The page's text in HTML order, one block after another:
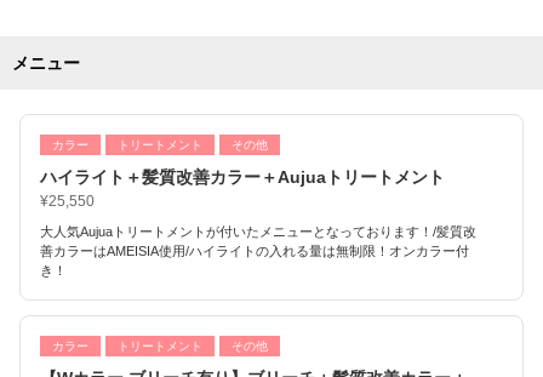
メニュー
カラー トリートメント その他
ハイライト＋髪質改善カラー＋Aujuaトリートメント
¥25,550
大人気Aujuaトリートメントが付いたメニューとなっております！/髪質改
善カラーはAMEISIA使用/ハイライトの入れる量は無制限！オンカラー付
き！
カラー トリートメント その他